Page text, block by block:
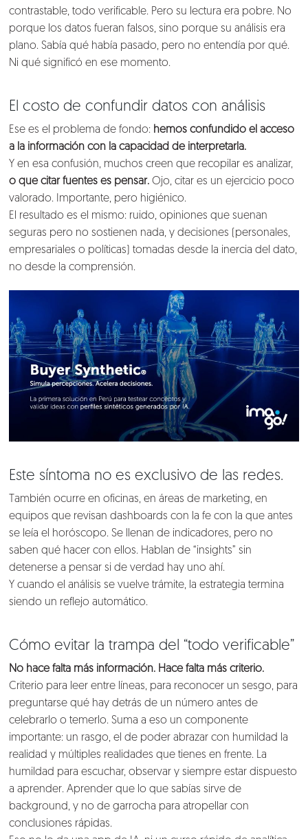
Nosotros
Clientes
Lo que hacemos
Blog
Talento
Conversemos
contrastable, todo verificable. Pero su lectura era pobre. No
porque los datos fueran falsos, sino porque su análisis era
plano. Sabía qué había pasado, pero no entendía por qué.
Ni qué significó en ese momento.
El costo de confundir datos con análisis
Ese es el problema de fondo: hemos confundido el acceso
a la información con la capacidad de interpretarla.
Y en esa confusión, muchos creen que recopilar es analizar,
o que citar fuentes es pensar.Ojo, citar es un ejercicio poco
valorado. Importante, pero higiénico.
El resultado es el mismo: ruido, opiniones que suenan
seguras pero no sostienen nada, y decisiones (personales,
empresariales o políticas) tomadas desde la inercia del dato,
no desde la comprensión.
Este síntoma no es exclusivo de las redes.
También ocurre en oficinas, en áreas de marketing, en
equipos que revisan dashboards con la fe con la que antes
se leía el horóscopo. Se llenan de indicadores, pero no
saben qué hacer con ellos. Hablan de “insights” sin
detenerse a pensar si de verdad hay uno ahí.
Y cuando el análisis se vuelve trámite, la estrategia termina
siendo un reflejo automático.
Cómo evitar la trampa del “todo verificable”
No hace falta más información. Hace falta más criterio.
Criterio para leer entre líneas, para reconocer un sesgo, para
preguntarse qué hay detrás de un número antes de
celebrarlo o temerlo. Suma a eso un componente
importante: un rasgo, el de poder abrazar con humildad la
realidad y múltiples realidades que tienes en frente. La
humildad para escuchar, observar y siempre estar dispuesto
a aprender. Aprender que lo que sabías sirve de
background, y no de garrocha para atropellar con
conclusiones rápidas.